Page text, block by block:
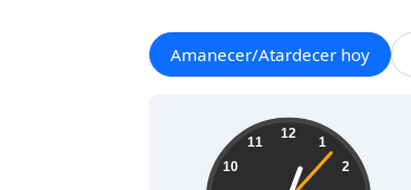
Amanecer/Atardecer hoy
00:41:08 12
1
2
10
11